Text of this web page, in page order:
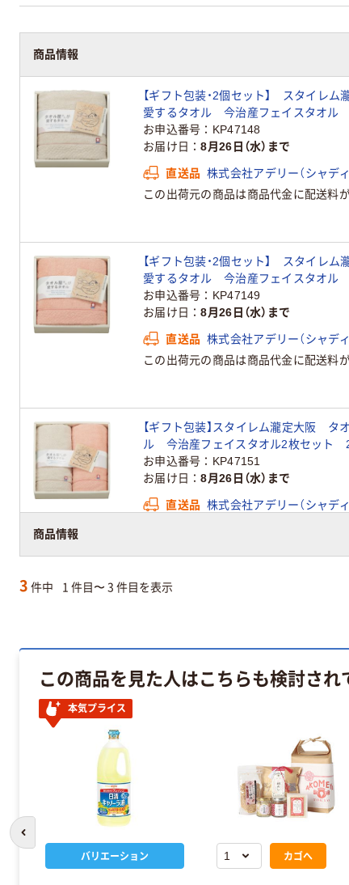
商品情報
商品情報
【ギフト包装・2個セット】 スタイレ
愛するタオル 今治産フェイスタオル
お申込番号
KP47148
お届け日
8月26日（水）まで
直送品 株式会社アデリー（シャデ
この出荷元の商品は商品代金に配送料
【ギフト包装・2個セット】 スタイレ
愛するタオル 今治産フェイスタオル
お申込番号
KP47149
お届け日
8月26日（水）まで
直送品 株式会社アデリー（シャデ
この出荷元の商品は商品代金に配送料
【ギフト包装】スタイレム瀧定大阪 タ
ル 今治産フェイスタオル2枚セット
品）
お申込番号
KP47151
お届け日
8月26日（水）まで
直送品 株式会社アデリー（シャデ
3 件中 1 件目〜 3 件目を表示
この商品を見た人はこちらも検討され
本気プライス
バリエーション カゴへ
前のスライドへ